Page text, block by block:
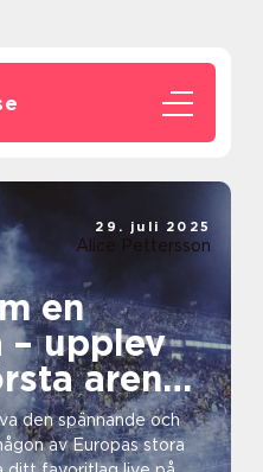
en
upplev
arenor
den spännande och
av Europas stora
29. juli 2025
Alice Pettersson